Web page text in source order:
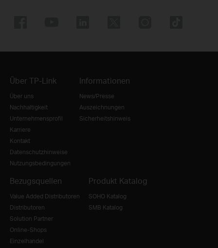
Über TP-Link
Über uns
Nachhaltigkeit
Unternehmensprofil
Karriere
Kontakt
Datenschutzhinweise
Nutzungsbedingungen
Informationen
News/Presse
Auszeichnungen
Sicherheitshinweis
Bezugsquellen
Value Added Distributoren
Distributoren
Solution Partner
Online-Shops
Einzelhandel
Produkt Katalog
SOHO Katalog
SMB Katalog